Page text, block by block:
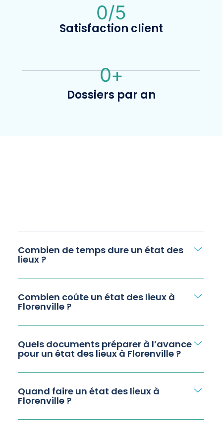
Satisfaction client
0/5
Dossiers par an
0+
Combien de temps dure un état des
lieux ?
Combien coûte un état des lieux à
Florenville ?
Quels documents préparer à l’avance
pour un état des lieux à Florenville ?
Quand faire un état des lieux à
Florenville ?